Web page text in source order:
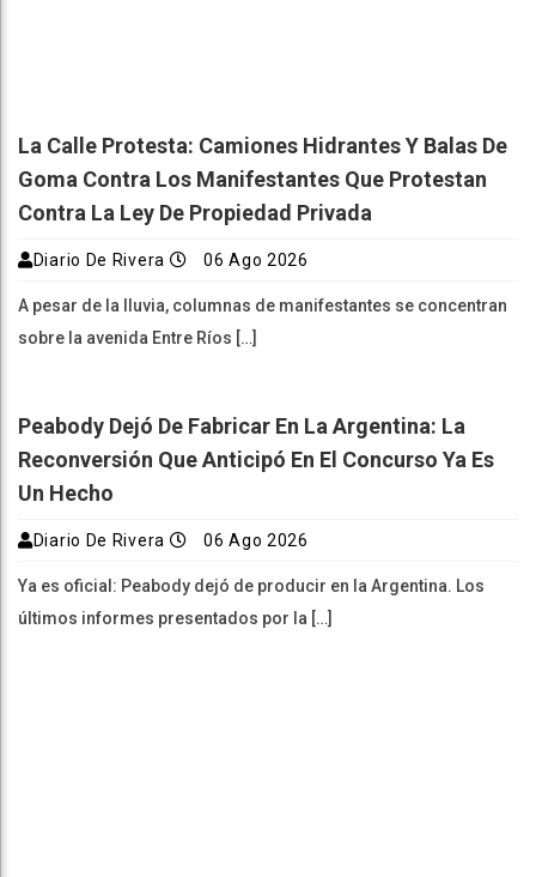
La Calle Protesta: Camiones Hidrantes Y Balas De
Goma Contra Los Manifestantes Que Protestan
Contra La Ley De Propiedad Privada
Diario De Rivera 06 Ago 2026
A pesar de la lluvia, columnas de manifestantes se concentran
sobre la avenida Entre Ríos […]
Peabody Dejó De Fabricar En La Argentina: La
Reconversión Que Anticipó En El Concurso Ya Es
Un Hecho
Diario De Rivera 06 Ago 2026
Ya es oficial: Peabody dejó de producir en la Argentina. Los
últimos informes presentados por la […]